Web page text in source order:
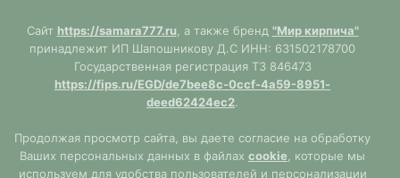
Сайт https://samara777.ru, а также бренд "Мир кирпича"
принадлежит ИП Шапошникову Д.С ИНН: 631502178700
Государственная регистрация ТЗ 846473
https://fips.ru/EGD/de7bee8c-0ccf-4a59-8951-
deed62424ec2.
Продолжая просмотр сайта, вы даете согласие на обработку
Ваших персональных данных в файлах cookie , которые мы
используем для удобства пользователей и персонализации